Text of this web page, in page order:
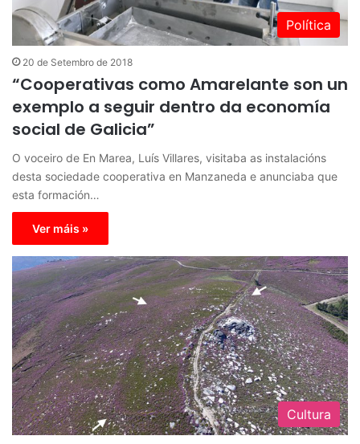
Política
20 de Setembro de 2018
“Cooperativas como Amarelante son un
exemplo a seguir dentro da economía
social de Galicia”
O voceiro de En Marea, Luís Villares, visitaba as instalacións
desta sociedade cooperativa en Manzaneda e anunciaba que
esta formación…
Ver máis »
Cultura